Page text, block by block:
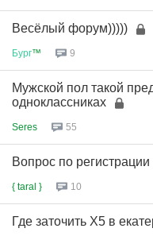
Весёлый форум)))))
Бург™ 9
Мужской пол такой
одноклассниках
Seres 55
Вопрос по
{ taral } 10
Где заточить Х5 в